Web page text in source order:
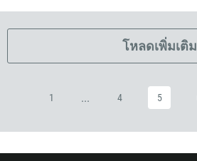
โหลดเพิ่มเติม
1 ... 4 5
503
251